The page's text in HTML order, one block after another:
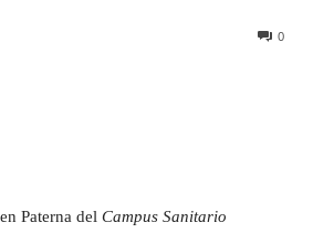
0
Paterna del Campus Sanitario